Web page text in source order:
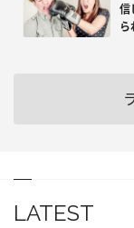
信
ら
LATEST